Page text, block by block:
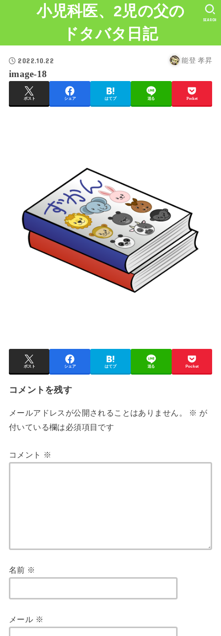
小児科医、2児の父の
ドタバタ日記
SEARCH
2022.10.22 能登 孝昇
image-18
ポスト シェア はてブ 送る Pocket
ポスト シェア はてブ 送る Pocket
コメントを残す
メールアドレスが公開されることはありません。 ※ が
付いている欄は必須項目です
コメント ※
名前 ※
メール ※